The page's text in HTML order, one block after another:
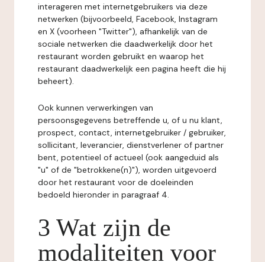
interageren met internetgebruikers via deze
netwerken (bijvoorbeeld, Facebook, Instagram
en X (voorheen "Twitter"), afhankelijk van de
sociale netwerken die daadwerkelijk door het
restaurant worden gebruikt en waarop het
restaurant daadwerkelijk een pagina heeft die hij
beheert).
Ook kunnen verwerkingen van
persoonsgegevens betreffende u, of u nu klant,
prospect, contact, internetgebruiker / gebruiker,
sollicitant, leverancier, dienstverlener of partner
bent, potentieel of actueel (ook aangeduid als
"u" of de "betrokkene(n)"), worden uitgevoerd
door het restaurant voor de doeleinden
bedoeld hieronder in paragraaf 4.
3 Wat zijn de
modaliteiten voor